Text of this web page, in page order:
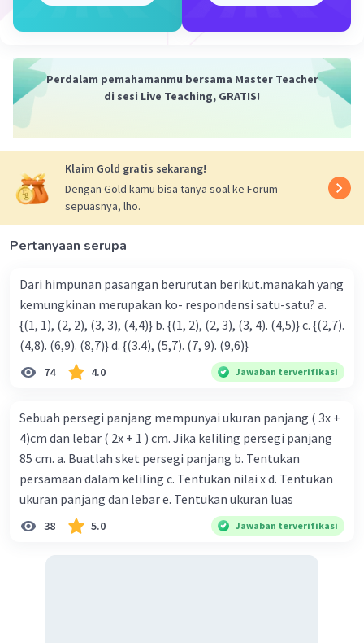
Perdalam pemahamanmu bersama Master Teacher
di sesi Live Teaching, GRATIS!
Klaim Gold gratis sekarang!
Dengan Gold kamu bisa tanya soal ke Forum
sepuasnya, lho.
Pertanyaan serupa
Dari himpunan pasangan berurutan berikut.manakah yang
kemungkinan merupakan ko- respondensi satu-satu? a.
{(1, 1), (2, 2), (3, 3), (4,4)} b. {(1, 2), (2, 3), (3, 4). (4,5)} c. {(2,7).
(4,8). (6,9). (8,7)} d. {(3.4), (5,7). (7, 9). (9,6)}
74 4.0 Jawaban terverifikasi
Sebuah persegi panjang mempunyai ukuran panjang ( 3x +
4)cm dan lebar ( 2x + 1 ) cm. Jika keliling persegi panjang
85 cm. a. Buatlah sket persegi panjang b. Tentukan
persamaan dalam keliling c. Tentukan nilai x d. Tentukan
ukuran panjang dan lebar e. Tentukan ukuran luas
38 5.0 Jawaban terverifikasi